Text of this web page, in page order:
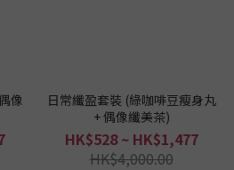
像
日常纖盈套裝 (綠咖啡豆瘦身丸
+ 偶像纖美茶)
HK$528 ~ HK$1,477
HK$4,000.00